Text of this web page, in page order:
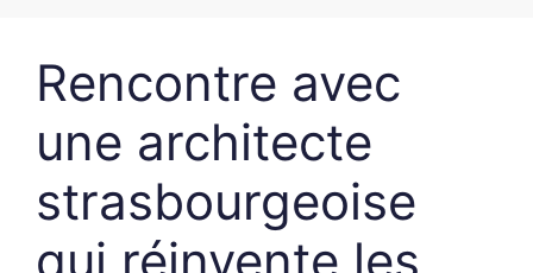
Rencontre avec
une architecte
strasbourgeoise
qui réinvente les